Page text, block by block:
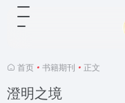
首页 • 书籍期刊 • 正文
澄明之境